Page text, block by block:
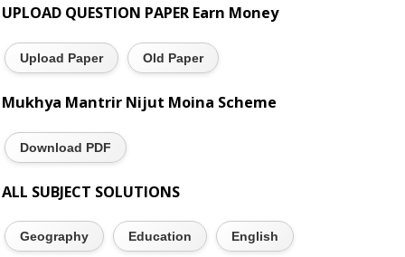
UPLOAD QUESTION PAPER Earn Money
Upload Paper Old Paper
Mukhya Mantrir Nijut Moina Scheme
Download PDF
ALL SUBJECT SOLUTIONS
Geography Education English